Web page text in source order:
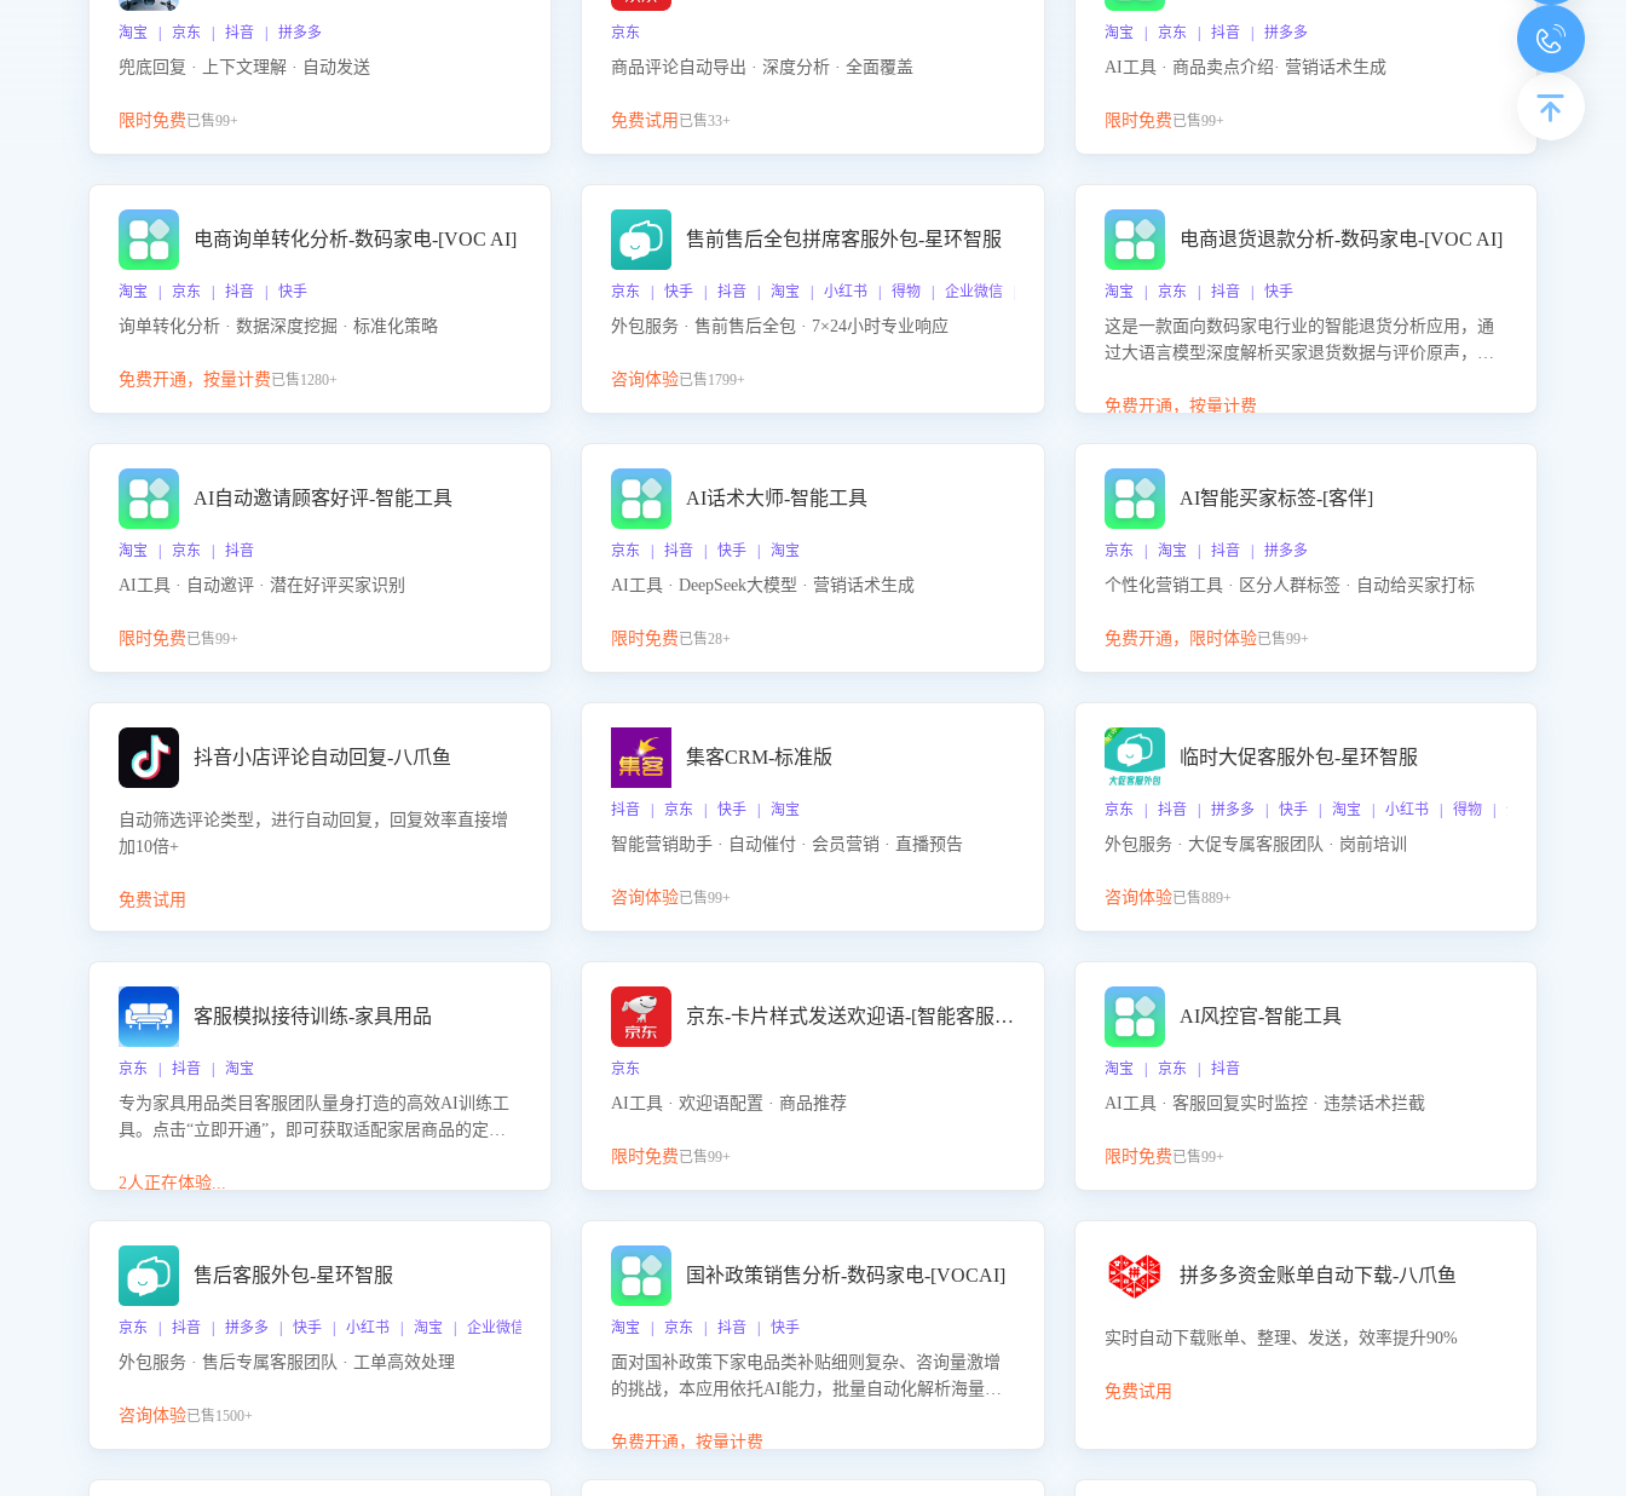
淘宝 | 京东 | 抖音 | 拼多多
兜底回复 · 上下文理解 · 自动发送
限时免费已售99+
京东
商品评论自动导出 · 深度分析 · 全面覆盖
免费试用 已售33+
淘宝 | 京东 | 抖音 | 拼多多
AI工具 · 商品卖点介绍· 营销话术生成
限时免费已售99+
电商询单转化分析-数码家电-[VOC AI]
淘宝 | 京东 | 抖音 | 快手
询单转化分析 · 数据深度挖掘 · 标准化策略
免费开通，按量计费已售1280+
售前售后全包拼席客服外包-星环智服
京东 | 快手 | 抖音 | 淘宝 | 小红书 | 得物 | 企业微信 | 跨平台
外包服务 · 售前售后全包 · 7×24小时专业响应
咨询体验已售1799+
电商退货退款分析-数码家电-[VOC AI]
淘宝 | 京东 | 抖音 | 快手
这是一款面向数码家电行业的智能退货分析应用，通
过大语言模型深度解析买家退货数据与评价原声，精
因，并输出可落地的改进建议，通过挖掘用户痛点驱
免费开通，按量计费
AI自动邀请顾客好评-智能工具
淘宝 | 京东 | 抖音
AI工具 · 自动邀评 · 潜在好评买家识别
限时免费已售99+
AI话术大师-智能工具
京东 | 抖音 | 快手 | 淘宝
AI工具 · DeepSeek大模型 · 营销话术生成
限时免费已售28+
AI智能买家标签-[客伴]
京东 | 淘宝 | 抖音 | 拼多多
个性化营销工具 · 区分人群标签 · 自动给买家打标
免费开通，限时体验已售99+
抖音小店评论自动回复-八爪鱼
自动筛选评论类型，进行自动回复，回复效率直接增
加10倍+
免费试用
集客CRM-标准版
抖音 | 京东 | 快手 | 淘宝
智能营销助手 · 自动催付 · 会员营销 · 直播预告
咨询体验已售99+
临时大促客服外包-星环智服
京东 | 抖音 | 拼多多 | 快手 | 淘宝 | 小红书 | 得物 | 企业微信
外包服务 · 大促专属客服团队 · 岗前培训
咨询体验已售889+
客服模拟接待训练-家具用品
京东 | 抖音 | 淘宝
专为家具用品类目客服团队量身打造的高效AI训练工
具。点击“立即开通”，即可获取适配家居商品的定制
客服在家具用品功能、尺寸参数咨询等高频场景下的
2人正在体验...
京东-卡片样式发送欢迎语-[智能客服机器人]
京东
AI工具 · 欢迎语配置 · 商品推荐
限时免费已售99+
AI风控官-智能工具
淘宝 | 京东 | 抖音
AI工具 · 客服回复实时监控 · 违禁话术拦截
限时免费已售99+
售后客服外包-星环智服
京东 | 抖音 | 拼多多 | 快手 | 小红书 | 淘宝 | 企业微信
外包服务 · 售后专属客服团队 · 工单高效处理
咨询体验已售1500+
国补政策销售分析-数码家电-[VOCAI]
淘宝 | 京东 | 抖音 | 快手
面对国补政策下家电品类补贴细则复杂、咨询量激增
的挑战，本应用依托AI能力，批量自动化解析海量客
政策的关注焦点与购买意向，深度洞察决策动因。同
免费开通，按量计费
拼多多资金账单自动下载-八爪鱼
实时自动下载账单、整理、发送，效率提升90%
免费试用